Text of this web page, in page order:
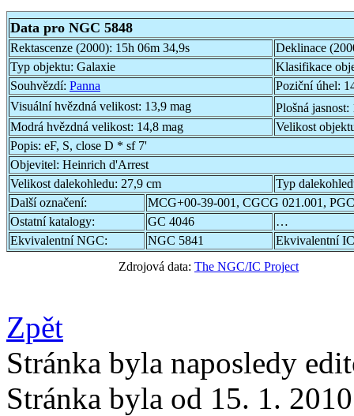
Data pro NGC 5848
Rektascenze (2000): 15h 06m 34,9s
Deklinace
Typ objektu: Galaxie
Klasifikace
Souhvězdí: Panna Poziční úhel:
Visuální hvězdná velikost: 13,9 mag Plošná jasnost:
Modrá hvězdná velikost: 14,8 mag
Velikost
Popis: eF, S, close D * sf 7'
Objevitel: Heinrich d'Arrest
Velikost dalekohledu: 27,9 cm
Typ
Další označení:
MCG+00-39-001, CGCG 021.001,
Ostatní katalogy:
GC 4046
…
Ekvivalentní NGC:
NGC 5841
Ekvivalentní
Zdrojová data: The NGC/IC Project
Zpět
Stránka byla naposledy
Stránka byla od 15. 1.